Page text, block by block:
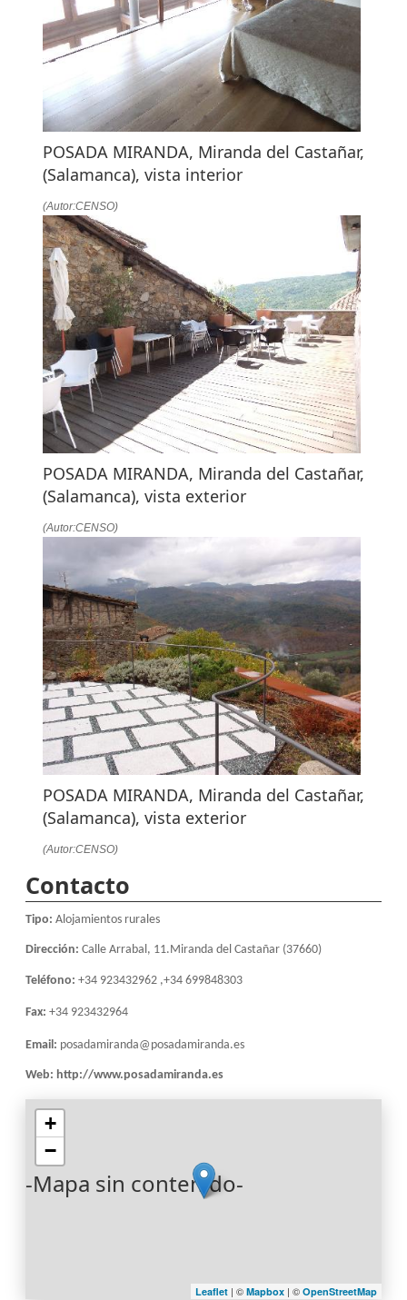
POSADA MIRANDA, Miranda del Castañar,
(Salamanca), vista interior
(Autor:CENSO)
POSADA MIRANDA, Miranda del Castañar,
(Salamanca), vista exterior
(Autor:CENSO)
POSADA MIRANDA, Miranda del Castañar,
(Salamanca), vista exterior
(Autor:CENSO)
Contacto
Tipo:Alojamientos rurales
Dirección:Calle Arrabal, 11.Miranda del Castañar (37660)
Teléfono:+34 923432962 ,+34 699848303
Fax:+34 923432964
Email: posadamiranda@posadamiranda.es
Web: http://www.posadamiranda.es
-Mapa sin contenido-
+
−
Leaflet| © Mapbox | © OpenStreetMap